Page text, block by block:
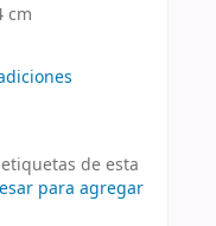
cm
de esta
para agregar